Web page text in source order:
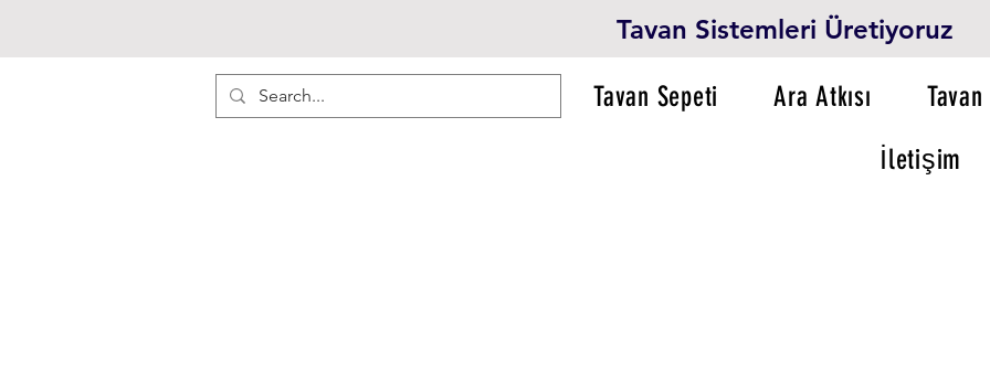
Tavan Sistemleri Üretiyoruz
Tavan Sepeti Ara Atkısı
İletişim